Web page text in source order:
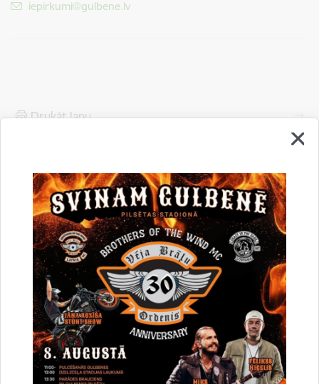
E-pasts:
iepirkumi@gulbene.lv
Drukāt lapu